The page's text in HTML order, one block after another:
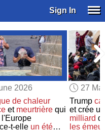
Sign In
2026
de chaleur
et meurtrièrequi
t-elle un été
27
Trump
et crée
milliard
les